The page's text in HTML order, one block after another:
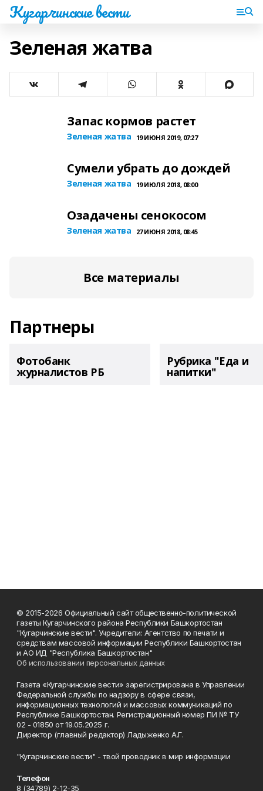
Кугарчинские вести
Зеленая жатва
Запас кормов растет
Зеленая жатва 19 ИЮНЯ 2019, 07:27
Сумели убрать до дождей
Зеленая жатва 19 ИЮЛЯ 2018, 08:00
Озадачены сенокосом
Зеленая жатва 27 ИЮНЯ 2018, 08:45
Все материалы
Партнеры
Фотобанк
журналистов РБ
Рубрика "Еда и
напитки"
© 2015-2026 Официальный сайт общественно-политической
газеты Кугарчинского района Республики Башкортостан
"Кугарчинские вести". Учредители: Агентство по печати и
средствам массовой информации Республики Башкортостан
и АО ИД "Республика Башкортостан"
Об использовании персональных данных
Газета «Кугарчинские вести» зарегистрирована в Управлении
Федеральной службы по надзору в сфере связи,
информационных технологий и массовых коммуникаций по
Республике Башкортостан. Регистрационный номер ПИ № ТУ
02 - 01850 от 19.05.2025 г.
Директор (главный редактор) Ладыженко А.Г.
"Кугарчинские вести" - твой проводник в мир информации
Телефон
8 (34789) 2-12-35